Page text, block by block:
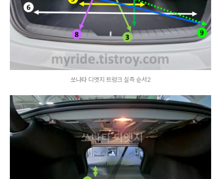
쏘나타 디엣지 트렁크 실측 순서2